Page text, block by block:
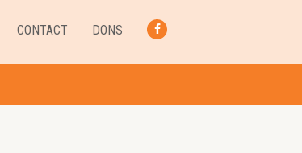
CONTACT DONS